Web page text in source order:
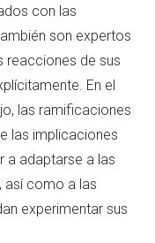
con las
son expertos
reacciones de sus
En el
las ramificaciones
las implicaciones
a adaptarse a las
así como a las
experimentar sus